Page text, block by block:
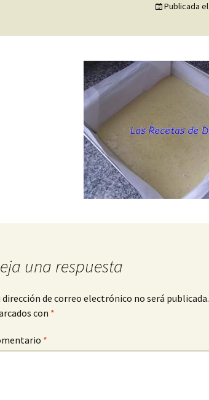
Publicada el
una respuesta
dirección de correo electrónico no será publicada.
con *
*